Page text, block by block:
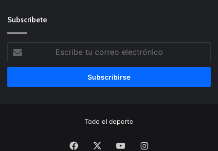
Subscribete
Escribe
tu
correo
Todo el deporte
Facebook YouTubeInstagram